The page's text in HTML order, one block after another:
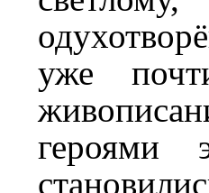
уже
героями